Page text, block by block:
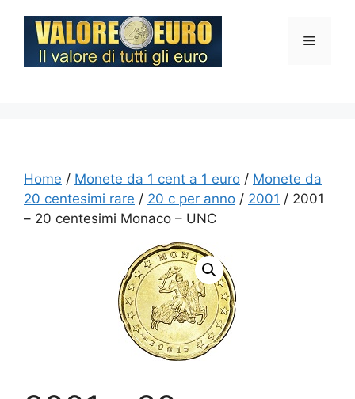
contenuto
Menu
Home / Monete da 1 cent a 1 euro / Monete da
20 centesimi rare / 20 c per anno / 2001 / 2001
– 20 centesimi Monaco – UNC